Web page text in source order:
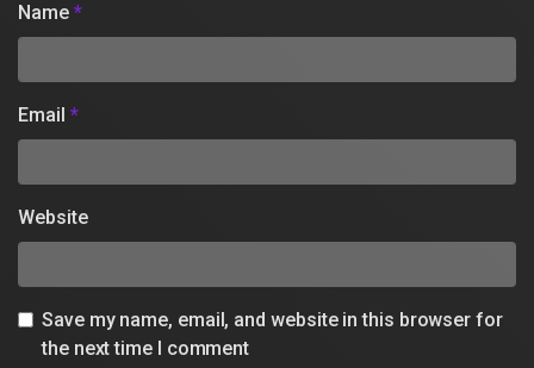
Name *
Email *
Website
Save my name, email, and website in this browser for
the next time I comment